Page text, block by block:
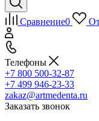
Сравнение0
Телефоны
+7 800 500-32-87
+7 499 946-23-33
zakaz@artmedenta.ru
Заказать звонок